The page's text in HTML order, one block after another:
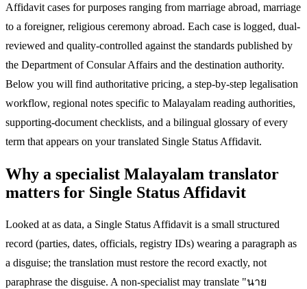
Affidavit cases for purposes ranging from marriage abroad, marriage
to a foreigner, religious ceremony abroad. Each case is logged, dual-
reviewed and quality-controlled against the standards published by
the Department of Consular Affairs and the destination authority.
Below you will find authoritative pricing, a step-by-step legalisation
workflow, regional notes specific to Malayalam reading authorities,
supporting-document checklists, and a bilingual glossary of every
term that appears on your translated Single Status Affidavit.
Why a specialist Malayalam translator
matters for Single Status Affidavit
Looked at as data, a Single Status Affidavit is a small structured
record (parties, dates, officials, registry IDs) wearing a paragraph as
a disguise; the translation must restore the record exactly, not
paraphrase the disguise. A non-specialist may translate "นาย